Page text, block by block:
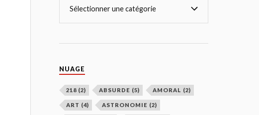
NUAGE
218 (2) ABSURDE (5) AMORAL (2)
ART (4) ASTRONOMIE (2)